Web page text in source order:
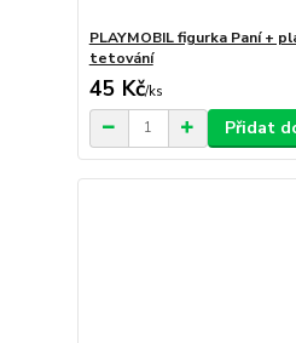
PLAYMOBIL figurka Paní +
tetování
45 Kč/ks
Přidat